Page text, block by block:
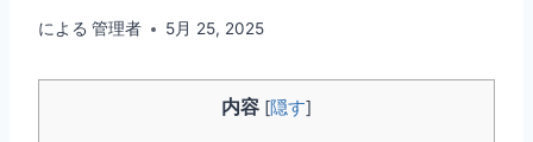
による 管理者 5月 25, 2025
内容 [隠す]